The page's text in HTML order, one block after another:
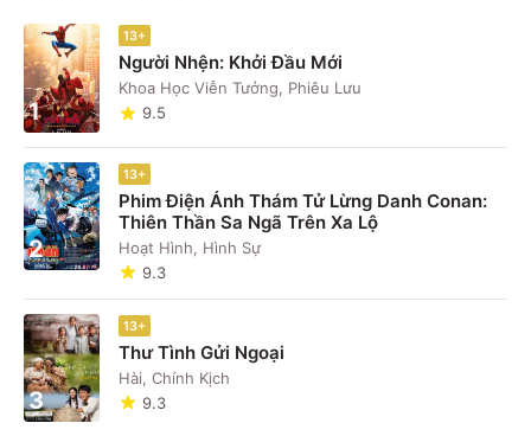
1
13+
Người Nhện: Khởi Đầu Mới
Khoa Học Viễn Tưởng, Phiêu Lưu
9.5
2
13+
Phim Điện Ảnh Thám Tử Lừng Danh Conan:
Thiên Thần Sa Ngã Trên Xa Lộ
Hoạt Hình, Hình Sự
9.3
3
13+
Thư Tình Gửi Ngoại
Hài, Chính Kịch
9.3